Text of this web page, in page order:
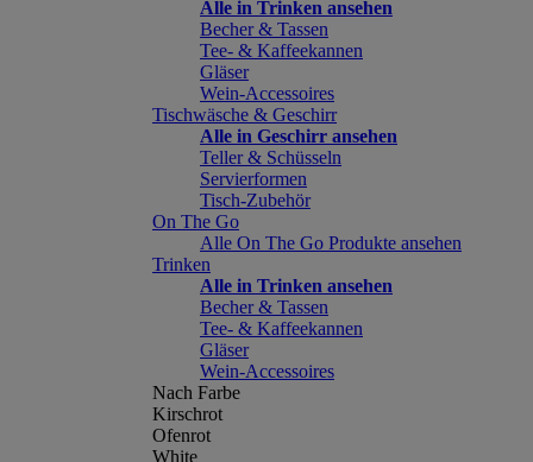
Alle in Trinken ansehen
Becher & Tassen
Tee- & Kaffeekannen
Gläser
Wein-Accessoires
Tischwäsche & Geschirr
Alle in Geschirr ansehen
Teller & Schüsseln
Servierformen
Tisch-Zubehör
On The Go
Alle On The Go Produkte ansehen
Trinken
Alle in Trinken ansehen
Becher & Tassen
Tee- & Kaffeekannen
Gläser
Wein-Accessoires
Nach Farbe
Kirschrot
Ofenrot
White